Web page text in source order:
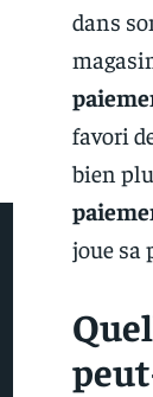
dans
favori
bien
joue sa